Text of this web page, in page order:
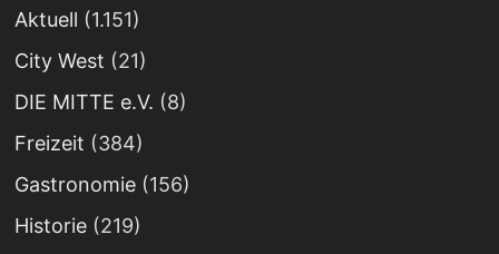
Aktuell (1.151)
City West (21)
DIE MITTE e.V. (8)
Freizeit (384)
Gastronomie(156)
Historie(219)